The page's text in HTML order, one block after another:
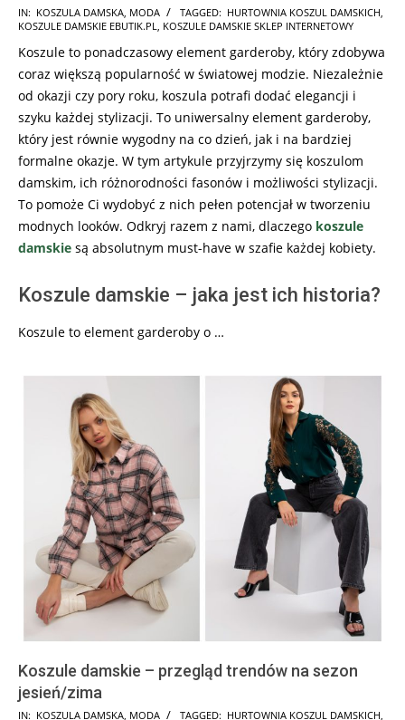
2023-
11-
06
IN: KOSZULA DAMSKA MODA TAGGED: HURTOWNIA KOSZUL DAMSKICH
KOSZULE DAMSKIE EBUTIK.PL
KOSZULE DAMSKIE SKLEP INTERNETOWY
Koszule to ponadczasowy element garderoby, który zdobywa
coraz większą popularność w światowej modzie. Niezależnie
od okazji czy pory roku, koszula potrafi dodać elegancji i
szyku każdej stylizacji. To uniwersalny element garderoby,
który jest równie wygodny na co dzień, jak i na bardziej
formalne okazje. W tym artykule przyjrzymy się koszulom
damskim, ich różnorodności fasonów i możliwości stylizacji.
To pomoże Ci wydobyć z nich pełen potencjał w tworzeniu
modnych looków. Odkryj razem z nami, dlaczego koszule
damskie są absolutnym must-have w szafie każdej kobiety.
Koszule damskie – jaka jest ich historia?
Koszule to element garderoby o …
Koszule damskie – przegląd trendów na sezon
jesień/zima
2023-
IN: KOSZULA DAMSKA, MODA TAGGED: HURTOWNIA KOSZUL DAMSKICH,